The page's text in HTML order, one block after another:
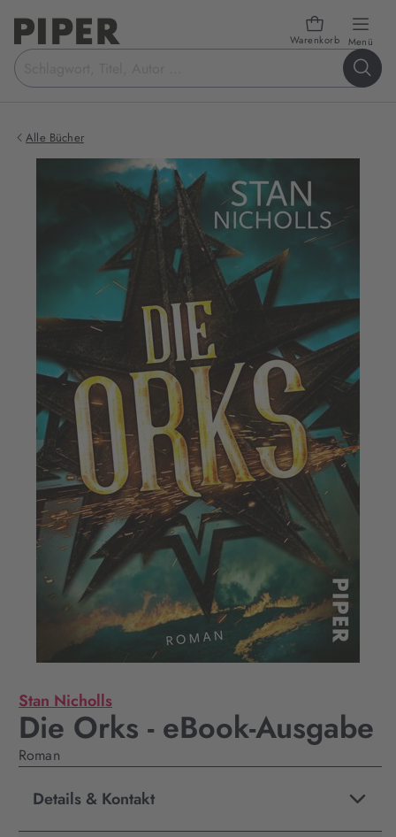
Warenkorb Menü
Suchbegriff
eingeben
Alle Bücher
Stan Nicholls
Die Orks - eBook-Ausgabe
Roman
Details & Kontakt